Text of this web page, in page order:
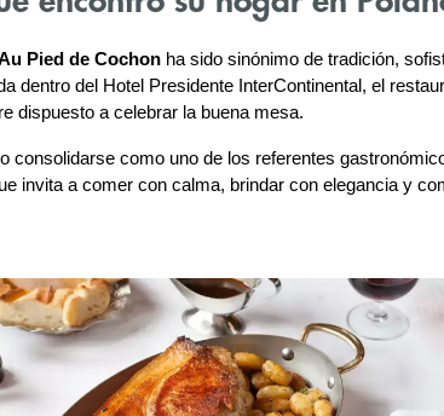
Pied de Cochon ha sido sinónimo de tradición,
dentro del Hotel Presidente InterContinental, el
dispuesto a celebrar la buena mesa.
consolidarse como uno de los referentes
invita a comer con calma, brindar con elegancia y